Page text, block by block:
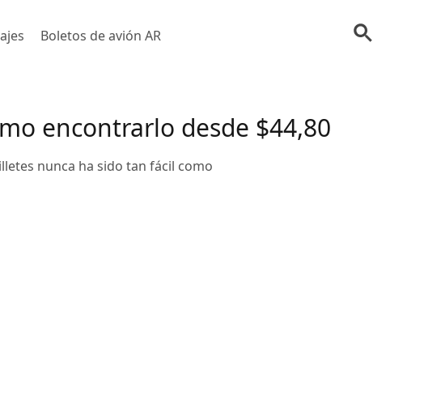
Boletos de avión AR
encontrarlo desde $44,80
nunca ha sido tan fácil como